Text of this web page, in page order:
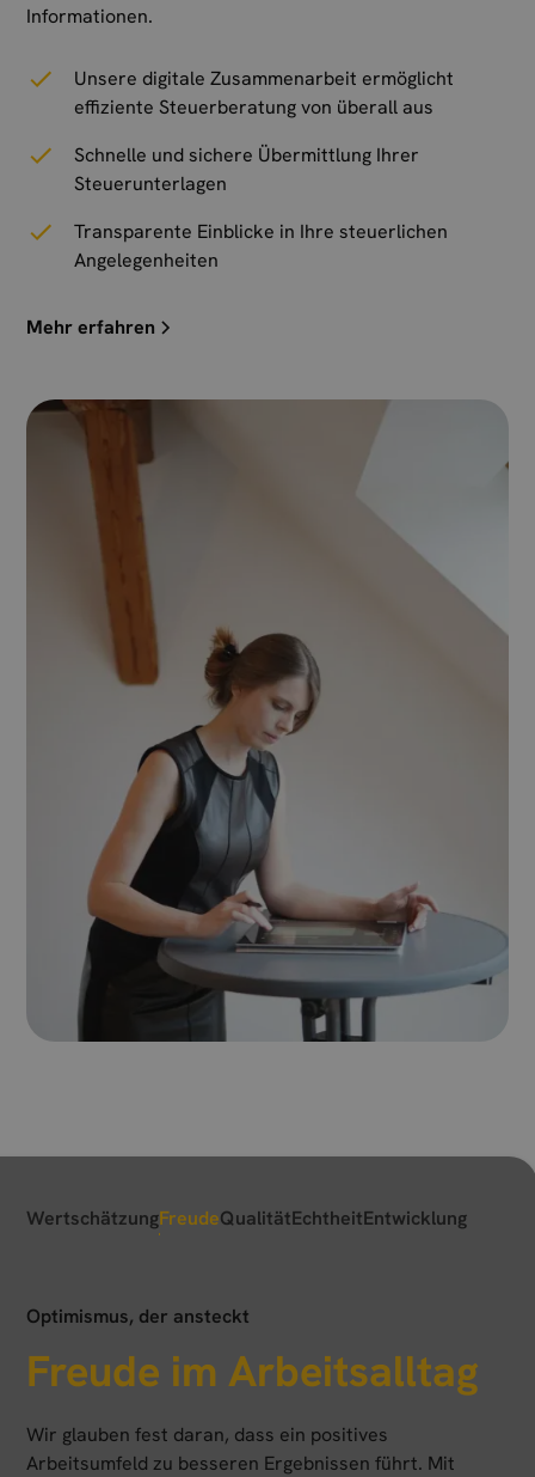
Informationen.
Unsere digitale Zusammenarbeit ermöglicht
effiziente Steuerberatung von überall aus
Schnelle und sichere Übermittlung Ihrer
Steuerunterlagen
Transparente Einblicke in Ihre steuerlichen
Angelegenheiten
Mehr erfahren
WertschätzungFreudeQualitätEchtheitEntwicklung
Optimismus, der ansteckt
Freude im Arbeitsalltag
Wir glauben fest daran, dass ein positives
Arbeitsumfeld zu besseren Ergebnissen führt. Mit